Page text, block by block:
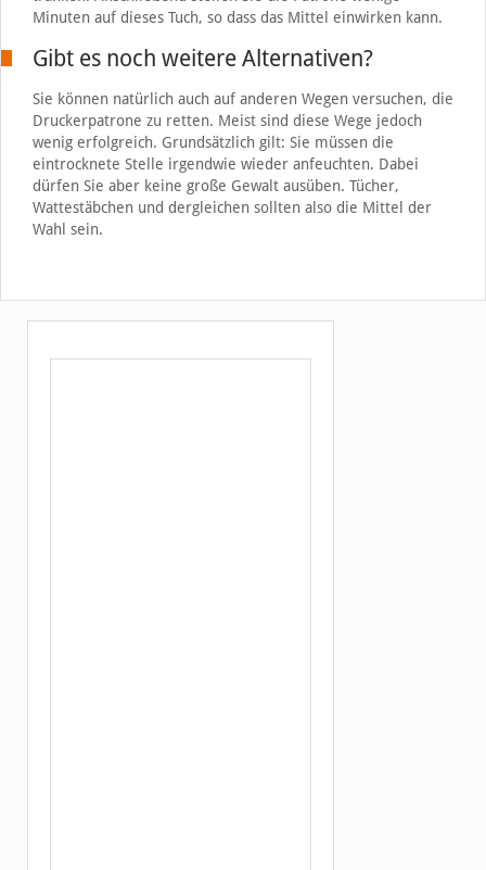
Minuten auf dieses Tuch, so dass das Mittel einwirken kann.
Gibt es noch weitere Alternativen?
Sie können natürlich auch auf anderen Wegen versuchen, die
Druckerpatrone zu retten. Meist sind diese Wege jedoch
wenig erfolgreich. Grundsätzlich gilt: Sie müssen die
eintrocknete Stelle irgendwie wieder anfeuchten. Dabei
dürfen Sie aber keine große Gewalt ausüben. Tücher,
Wattestäbchen und dergleichen sollten also die Mittel der
Wahl sein.